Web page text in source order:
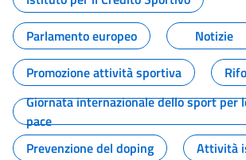
Parlamento europeo
Notizie
Promozione attività sportiva
Giornata internazionale dello sport per
pace
Prevenzione del doping
Attività